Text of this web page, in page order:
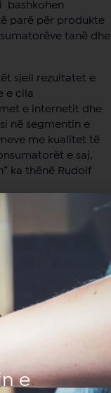
bashkohen
parë për produkte
tanë dhe
sjell rezultatet e
e cila
e internetit dhe
në segmentin e
me kualitet të
e saj,
ka thënë Rudolf
dhe televizionit
Ligës
nivelin e njëjtë
direkt në EBITDA
është rritur
përmirësuara
e